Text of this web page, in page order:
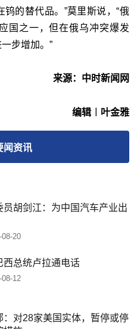
的替代品。”莫里斯说，“俄
国之一，但在俄乌冲突爆发
步增加。”
来源：中时新闻网
编辑︱叶金雅
闻资讯
员胡剑江：为中国汽车产业出
08-20
西总统卢拉通电话
08-12
：对28家美国实体，暂停或停